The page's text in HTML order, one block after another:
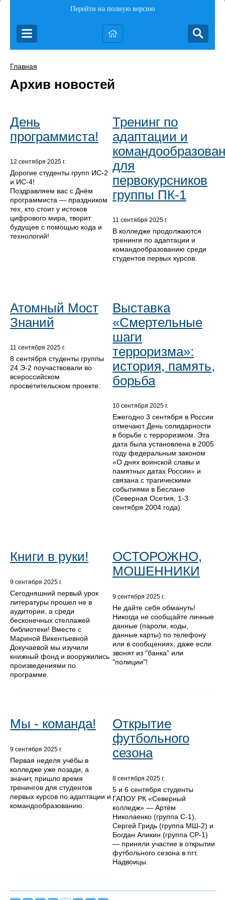
Перейти на полную версию
Главная
Архив новостей
День
программиста!
12 сентября 2025 г.
Дорогие студенты групп ИС-2
и ИС-4!
Поздравляем вас с Днём
программиста — праздником
тех, кто стоит у истоков
цифрового мира, творит
будущее с помощью кода и
технологий!
Тренинг по
адаптации и
для
первокурсников
группы ПК-1
11 сентября 2025 г.
В колледже продолжаются
тренинги по адаптации и
командообразованию среди
студентов первых курсов.
Атомный Мост
Знаний
11 сентября 2025 г.
8 сентября студенты группы
24 Э-2 поучаствовали во
всероссийском
просветительском проекте.
Выставка
«Смертельные
шаги
терроризма»:
история, память,
борьба
10 сентября 2025 г.
Ежегодно 3 сентября в России
отмечают День солидарности
в борьбе с терроризмом. Эта
дата была установлена в 2005
году федеральным законом
«О днях воинской славы и
памятных датах России» и
связана с трагическими
событиями в Беслане
(Северная Осетия, 1-3
сентября 2004 года).
Книги в руки!
9 сентября 2025 г.
Сегодняшний первый урок
литературы прошел не в
аудитории, а среди
бесконечных стеллажей
библиотеки! Вместе с
Мариной Викентьевной
Докучаевой мы изучили
книжный фонд и вооружились
произведениями по
программе.
ОСТОРОЖНО,
МОШЕННИКИ
9 сентября 2025 г.
Не дайте себя обмануть!
Никогда не сообщайте личные
данные (пароли, коды,
данные карты) по телефону
или в сообщениях, даже если
звонят из "банка" или
"полиции"!
Мы - команда!
9 сентября 2025 г.
Первая неделя учёбы в
колледже уже позади, а
значит, пришло время
тренингов для студентов
первых курсов по адаптации и
командообразованию.
Открытие
футбольного
сезона
8 сентября 2025 г.
5 и 6 сентября студенты
ГАПОУ РК «Северный
колледж» — Артём
Николаенко (группа С-1),
Сергей Гридь (группа МШ-2) и
Богдан Аликин (группа СР-1)
— приняли участие в открытии
футбольного сезона в пгт.
Надвоицы.